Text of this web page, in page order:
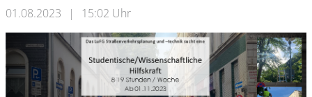
01.08.2023 | 15:02 Uhr